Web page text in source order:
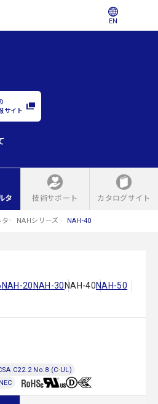
EN
サイト
タ 技術サポート カタログサイト
タ NAHシリーズ NAH-40
NAH-20 NAH-30 NAH-40NAH-50
C22.2 No.8 (C-UL)